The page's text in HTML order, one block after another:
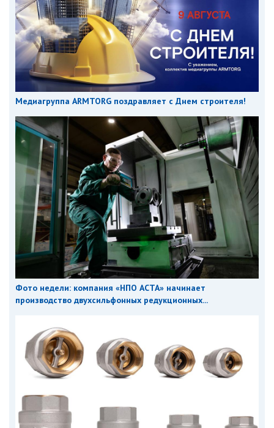
Медиагруппа ARMTORG поздравляет с Днем строителя!
Фото недели: компания «НПО АСТА» начинает
производство двухсильфонных редукционных...